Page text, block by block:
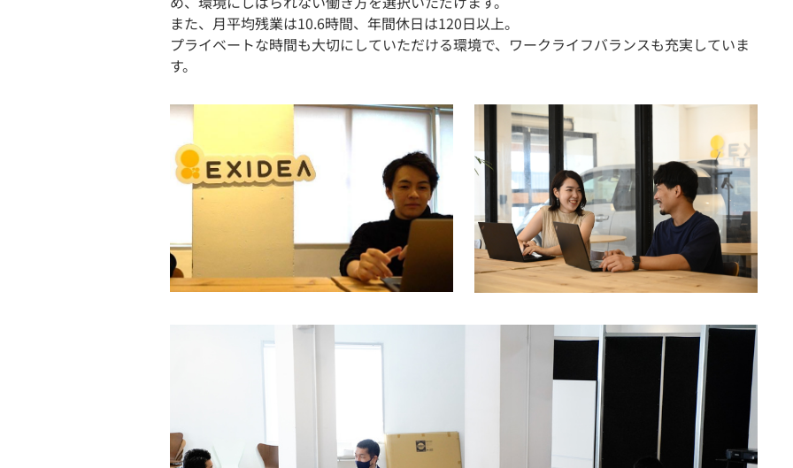
また、月平均残業は10.6時間、年間休日は120日以上。
プライベートな時間も大切にしていただける環境で、ワークライフバランスも充実していま
す。